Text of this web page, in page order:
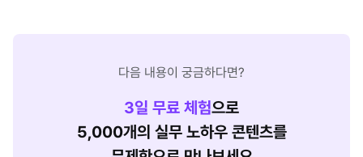
다음 내용이 궁금하다면?
3일 무료 체험으로
5,000개의 실무 노하우 콘텐츠를